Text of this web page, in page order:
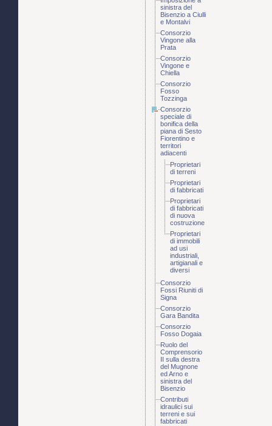
sinistra del
Bisenzio a Ciulli
e Montalvi
Consorzio
Vingone alla
Prata
Consorzio
Vingone e
Chiella
Consorzio
Fosso
Tozzinga
Consorzio
speciale di
bonifica della
piana di Sesto
Fiorentino e
territori
adiacenti
Proprietari
di terreni
Proprietari
di fabbricati
Proprietari
di fabbricati
di nuova
costruzione
Proprietari
di immobili
ad usi
industriali,
artigianali e
diversi
Consorzio
Fossi Riuniti di
Signa
Consorzio
Gara Bandita
Consorzio
Fosso Dogaia
Ruolo del
Comprensorio
II sulla destra
del Mugnone
ed Arno e
sinistra del
Bisenzio
Contributi
idraulici sui
terreni e sui
fabbricati